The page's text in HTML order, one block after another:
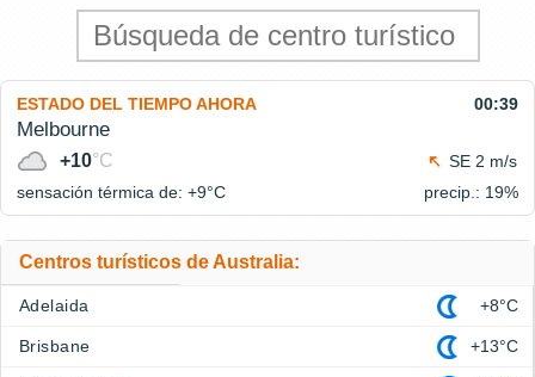
ESTADO DEL TIEMPO AHORA 00:39
Melbourne
+10°C
SE 2 m/s
sensación térmica de: +9°C precip.: 19%
Centros turísticos de Australia:
Adelaida +8°C
Brisbane +13°C